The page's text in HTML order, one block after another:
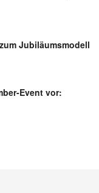
Jubiläumsmodell
Event vor: